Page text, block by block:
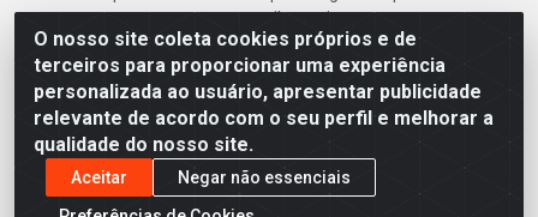
O nosso site coleta cookies próprios e de
terceiros para proporcionar uma experiência
personalizada ao usuário, apresentar publicidade
relevante de acordo com o seu perfil e melhorar a
qualidade do nosso site.
Aceitar
Negar não essenciais
meramente ilustrativas.
Armazém Jenipapo Materiais de Construção em Geral
LTDA - Rua das Flores, 2691 - Guabiraba, Recife/PE - CEP
52.291-630 - CNPJ 41.097.379/0001-